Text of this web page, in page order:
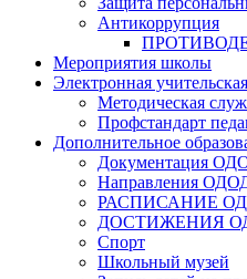
Антикоррупция
Мероприятия школы
Электронная учительская
Методическая
Профстандарт
Дополнительное
Документация
Направления
РАСПИСАНИЕ
ДОСТИЖЕНИЯ
Спорт
Школьный музей